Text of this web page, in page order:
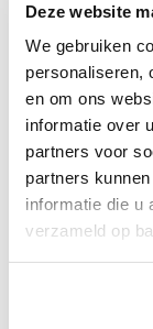
Deze website
We gebruiken
personaliseren,
en om ons
informatie over
partners voor
partners
informatie die u
verzameld op
like to refer
website.
newspapers
We hope you
the best of